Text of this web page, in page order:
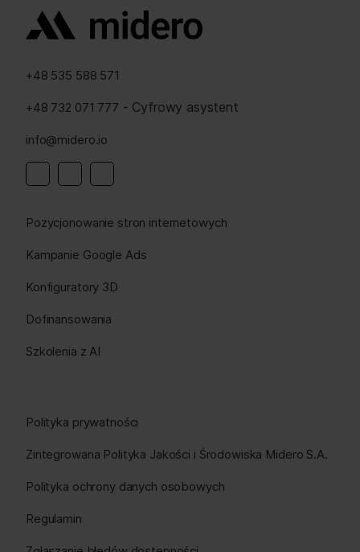
+48 535 588 571
+48 732 071 777 - Cyfrowy asystent
info@midero.io
Pozycjonowanie stron internetowych
Kampanie Google Ads
Konfiguratory 3D
Dofinansowania
Szkolenia z AI
Polityka prywatności
Zintegrowana Polityka Jakości i Środowiska Midero S.A.
Polityka ochrony danych osobowych
Regulamin